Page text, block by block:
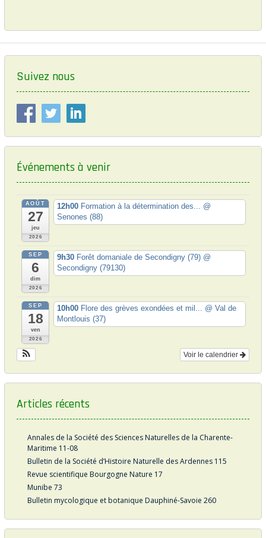
g
a
t
d
e
o
u
s
p
t
:
o
s
t
Suivez nous
Événements à venir
AOÛT
27
jeu
2026
12h00 Formation à la détermination des... @
Senones (88)
SEP
6
dim
2026
9h30 Forêt domaniale de Secondigny (79) @
Secondigny (79130)
SEP
18
ven
2026
10h00 Flore des grèves exondées et mil... @ Val de
Montlouis (37)
Voir le calendrier
Articles récents
Annales de la Société des Sciences Naturelles de la Charente-
Maritime 11-08
Bulletin de la Société d’Histoire Naturelle des Ardennes 115
Revue scientifique Bourgogne Nature 17
Munibe 73
Bulletin mycologique et botanique Dauphiné-Savoie 260